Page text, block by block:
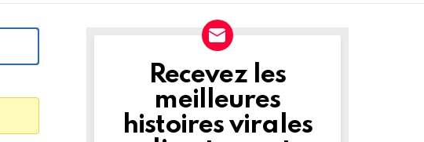
NEWSLETTER
Recevez les
meilleures
histoires virales